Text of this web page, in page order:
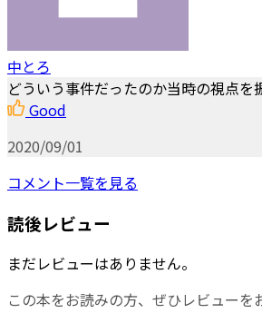
中とろ
どういう事件だったのか当時の視点を
Good
2020/09/01
コメント一覧を見る
読後レビュー
まだレビューはありません。
この本をお読みの方、ぜひレビューを